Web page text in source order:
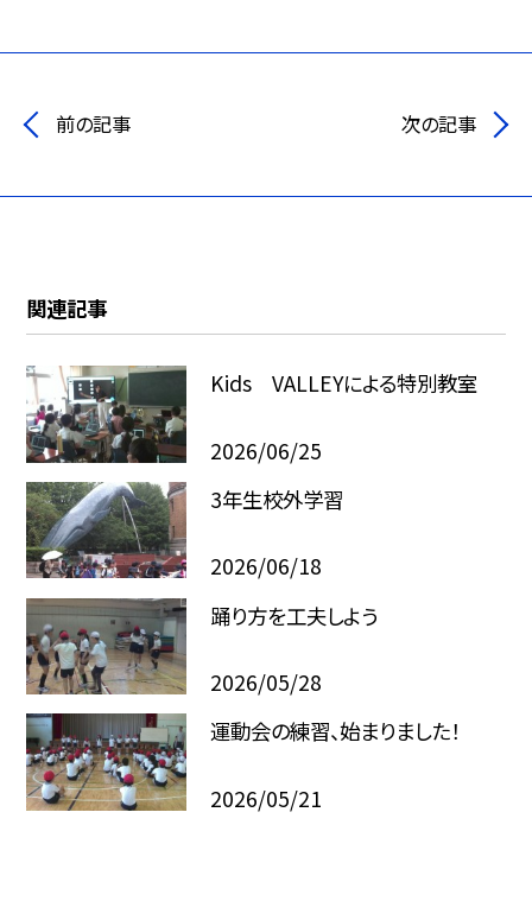
前の記事 次の記事
関連記事
Kids VALLEYによる特別教室
2026/06/25
3年生校外学習
2026/06/18
踊り方を工夫しよう
2026/05/28
運動会の練習、始まりました！
2026/05/21